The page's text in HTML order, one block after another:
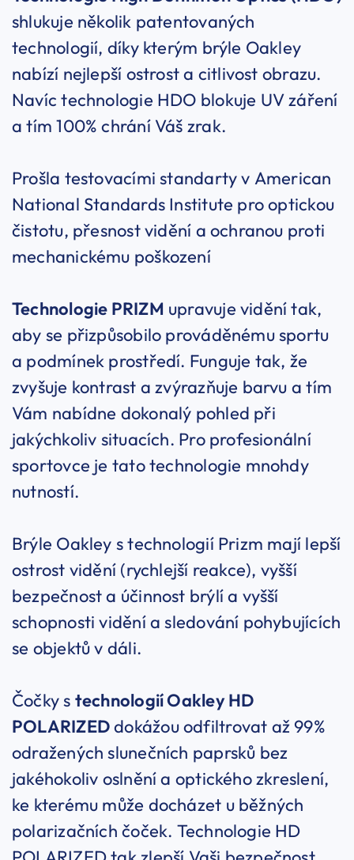
shlukuje několik patentovaných
technologií, díky kterým brýle Oakley
nabízí nejlepší ostrost a citlivost obrazu.
Navíc technologie HDO blokuje UV záření
a tím 100% chrání Váš zrak.
Prošla testovacími standarty v American
National Standards Institute pro optickou
čistotu, přesnost vidění a ochranou proti
mechanickému poškození
Technologie PRIZM upravuje vidění tak,
aby se přizpůsobilo prováděnému sportu
a podmínek prostředí. Funguje tak, že
zvyšuje kontrast a zvýrazňuje barvu a tím
Vám nabídne dokonalý pohled při
jakýchkoliv situacích. Pro profesionální
sportovce je tato technologie mnohdy
nutností.
Brýle Oakley s technologií Prizm mají lepší
ostrost vidění (rychlejší reakce), vyšší
bezpečnost a účinnost brýlí a vyšší
schopnosti vidění a sledování pohybujících
se objektů v dáli.
Čočky s technologií Oakley HD
POLARIZEDdokážou odfiltrovat až 99%
odražených slunečních paprsků bez
jakéhokoliv oslnění a optického zkreslení,
ke kterému může docházet u běžných
polarizačních čoček. Technologie HD